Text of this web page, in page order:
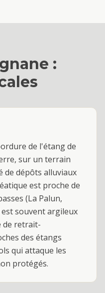
:
de l'étang de
sur un terrain
de dépôts alluviaux
est proche de
(La Palun,
souvent argileux
de retrait-
des étangs
qui attaque les
protégés.